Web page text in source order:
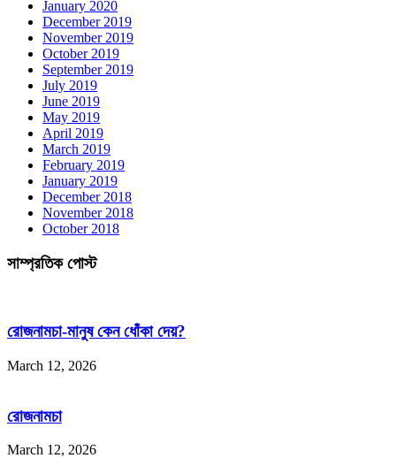
January 2020
December 2019
November 2019
October 2019
September 2019
July 2019
June 2019
May 2019
April 2019
March 2019
February 2019
January 2019
December 2018
November 2018
October 2018
সাম্প্রতিক পোস্ট
রোজনামচা-মানুষ কেন ধোঁকা দেয়?
March 12, 2026
রোজনামচা
March 12, 2026